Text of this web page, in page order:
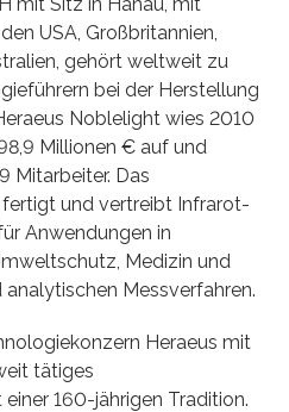
USA, Großbritannien,
gehört weltweit zu
bei der Herstellung
Noblelight wies 2010
Millionen € auf und
Mitarbeiter. Das
und vertreibt Infrarot-
Anwendungen in
Medizin und
Messverfahren.
Heraeus mit
tätiges
160-jährigen Tradition.